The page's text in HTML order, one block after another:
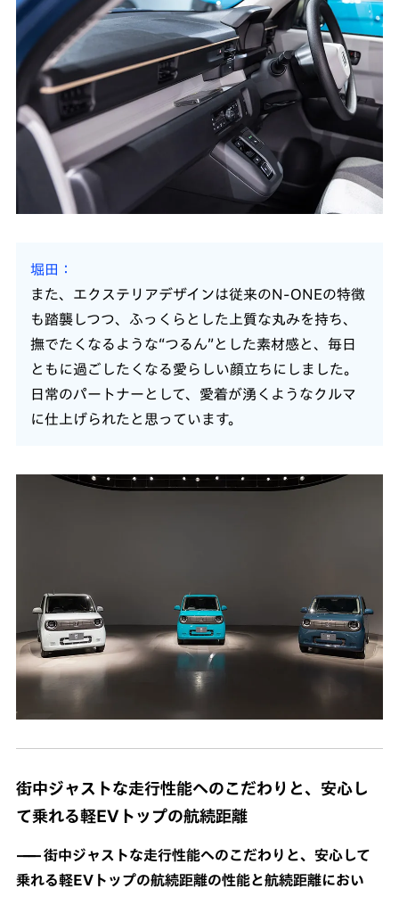
堀田
また、エクステリアデザインは従来のN-ONEの特徴
も踏襲しつつ、ふっくらとした上質な丸みを持ち、
撫でたくなるような“つるん”とした素材感と、毎日
ともに過ごしたくなる愛らしい顔立ちにしました。
日常のパートナーとして、愛着が湧くようなクルマ
に仕上げられたと思っています。
街中ジャストな走行性能へのこだわりと、安心し
て乗れる軽EVトップの航続距離
街中ジャストな走行性能へのこだわりと、安心して
乗れる軽EVトップの航続距離の性能と航続距離におい